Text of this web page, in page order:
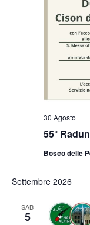
55°
30 Agosto
Bosco delle
Settembre 2026
SAB
5